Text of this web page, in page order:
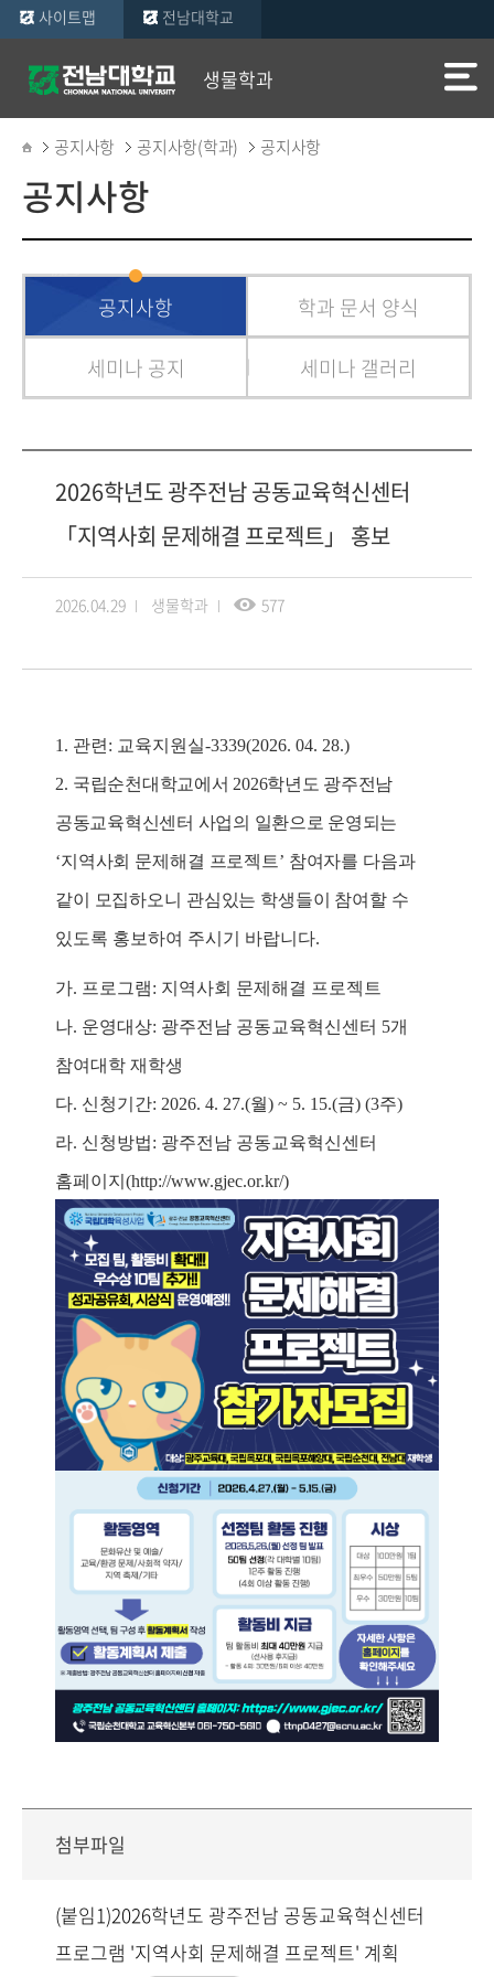
사이트맵 전남대학교
생물학과
공지사항 공지사항(학과) 공지사항
공지사항
공지사항 학과 문서 양식
세미나 공지 세미나 갤러리
2026학년도 광주전남 공동교육혁신센터
「지역사회 문제해결 프로젝트」 홍보
2026.04.29 생물학과 577
1. 관련 : 교육지원실-3339(2026. 04. 28.)
2. 국립순천대학교에서 2026학년도 광주전남
공동교육혁신센터 사업의 일환으로 운영되는
‘지역사회 문제해결 프로젝트’ 참여자를 다음과
같이 모집하오니 관심있는 학생들이 참여 할 수
있도록 홍보하여 주시기 바랍니다.
가. 프로그램: 지역사회 문제해결 프로젝트
나. 운영대상: 광주전남 공동교육혁신센터 5개
참여대학 재학생
다. 신청기간: 2026. 4. 27.(월) ~ 5. 15.(금) (3주)
라. 신청방법: 광주전남 공동교육혁신센터
홈페이지 (http://www.gjec.or.kr/)
첨부파일
(붙임1)2026학년도 광주전남 공동교육혁신센터
프로그램 '지역사회 문제해결 프로젝트' 계획